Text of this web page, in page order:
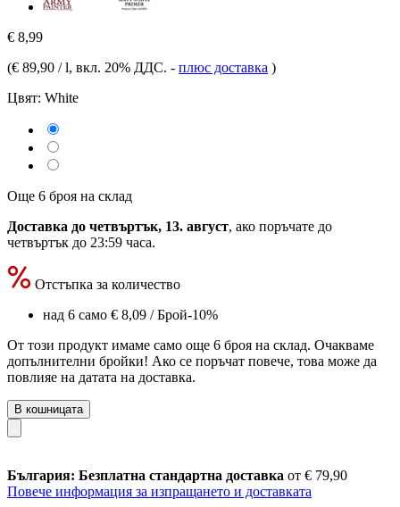
€ 8,99
(€ 89,90 / l, вкл. 20% ДДС. - плюс доставка )
Цвят: White
Още 6 броя на склад
Доставка до четвъртък, 13. август, ако поръчате до
четвъртък до 23:59 часа.
Отстъпка за количество
над 6 само € 8,09 / Брой-10%
От този продукт имаме само още 6 броя на склад. Очакваме
допълнителни бройки! Ако се поръчат повече, това може да
повлияе на датата на доставка.
В кошницата
България: Безплатна стандартна доставка от € 79,90
Повече информация за изпращането и доставката